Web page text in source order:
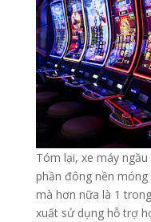
Tóm lại, xe máy
phần đông nền
mà hơn nữa là 1
xuất sử dụng hỗ trợ